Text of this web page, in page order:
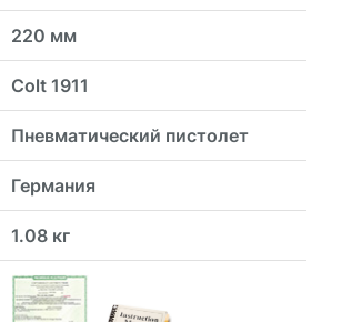
220 мм
Colt 1911
Пневматический пистолет
Германия
1.08 кг